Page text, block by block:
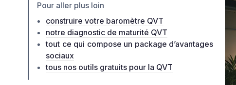
Pour aller plus loin
construire votre baromètre QVT
notre diagnostic de maturité QVT
tout ce qui compose un package d’avantages
sociaux
tous nos outils gratuits pour la QVT